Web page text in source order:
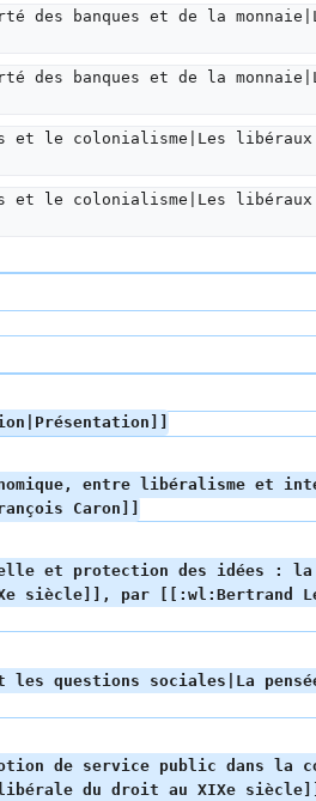
banques et de la
banques et de la
et le colonialisme|Les
et le colonialisme|Les
entre libéralisme et
Caron]]
et protection des idées : la
par [[:wl:Bertrand
questions sociales|La
de service public dans la
du droit au XIXe